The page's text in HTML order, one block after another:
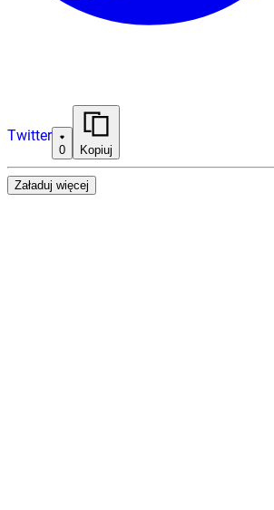
Twitter
0 Kopiuj
Załaduj więcej